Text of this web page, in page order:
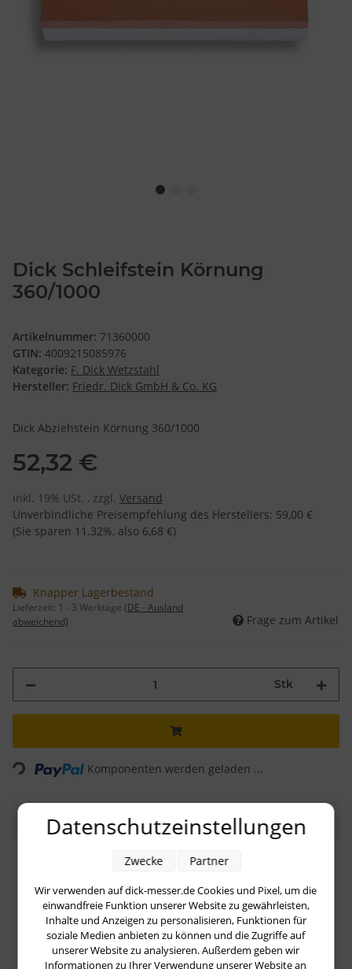
Dick Schleifstein Körnung
360/1000
Artikelnummer: 71360000
GTIN: 4009215085976
Kategorie: F. Dick Wetzstahl
Hersteller: Friedr. Dick GmbH & Co. KG
Dick Abziehstein Körnung 360/1000
52,32 €
inkl. 19% USt. , zzgl. Versand
Unverbindliche Preisempfehlung des Herstellers: 59,00 €
(Sie sparen 11.32%, also 6,68 €)
Knapper Lagerbestand
Lieferzeit: 1 - 3 Werktage (DE - Ausland
abweichend)
Frage zum Artikel
Stk
Loading... Komponenten werden geladen ...
Beschreibung
Dick Abziehstein Körnung 360 und 1000
Korn 360 zum Herausschleifenvon Unebenheiten und
Nachschärfen.
Korn 1000 zum Abziehen und Polieren
1. Legen Sie den Abziehstein vor dem Benutzen ca. 5 –
Datenschutzeinstellungen
Wir verwenden auf dick-messer.de Cookies und Pixel, um die
einwandfreie Funktion unserer Website zu gewährleisten,
Inhalte und Anzeigen zu personalisieren, Funktionen für
soziale Medien anbieten zu können und die Zugriffe auf
unserer Website zu analysieren. Außerdem geben wir
Informationen zu Ihrer Verwendung unserer Website an
Zwecke Partner